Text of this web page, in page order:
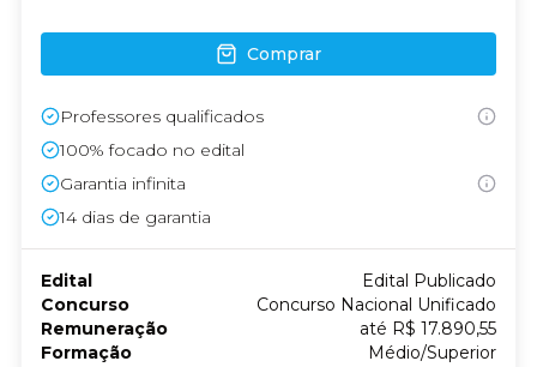
Comprar
Professores qualificados
100% focado no edital
Garantia infinita
14 dias de garantia
Edital
Edital Publicado
Concurso
Concurso Nacional Unificado
Remuneração
até R$ 17.890,55
Formação
Médio/Superior